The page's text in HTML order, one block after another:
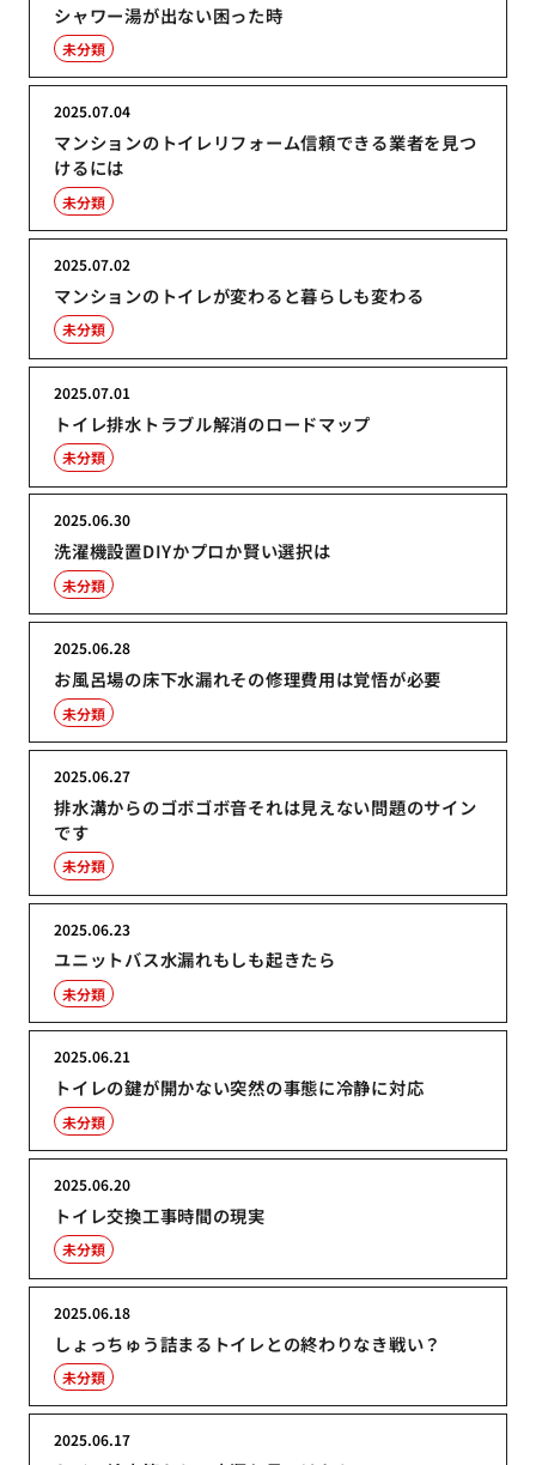
シャワー湯が出ない困った時
未分類
マンションのトイレリフォーム信頼できる業者を見つ
けるには
2025.07.04
未分類
マンションのトイレが変わると暮らしも変わる
2025.07.02
未分類
トイレ排水トラブル解消のロードマップ
2025.07.01
未分類
洗濯機設置DIYかプロか賢い選択は
2025.06.30
未分類
お風呂場の床下水漏れその修理費用は覚悟が必要
2025.06.28
未分類
排水溝からのゴボゴボ音それは見えない問題のサイン
です
2025.06.27
未分類
ユニットバス水漏れもしも起きたら
2025.06.23
未分類
トイレの鍵が開かない突然の事態に冷静に対応
2025.06.21
未分類
トイレ交換工事時間の現実
2025.06.20
未分類
しょっちゅう詰まるトイレとの終わりなき戦い？
2025.06.18
未分類
2025.06.17